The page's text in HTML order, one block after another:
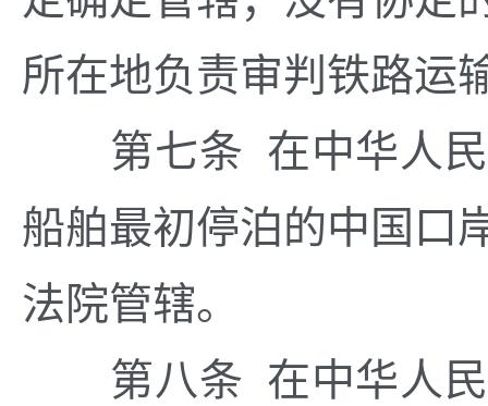
所在地负责审判铁路运
第七条 在中华人民
船舶最初停泊的中国口
法院管辖。
第八条 在中华人民